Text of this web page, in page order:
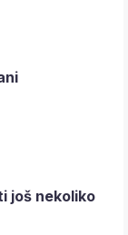
još nekoliko